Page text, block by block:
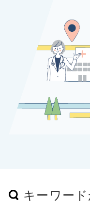
キーワー